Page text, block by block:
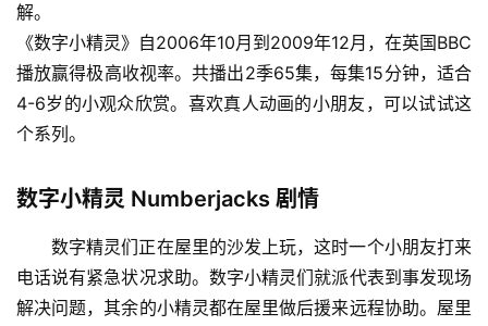
解。
《数字小精灵》自2006年10月到2009年12月，在英国BBC
播放赢得极高收视率。共播出2季65集，每集15分钟，适合
4-6岁的小观众欣赏。喜欢真人动画的小朋友，可以试试这
个系列。
数字小精灵 Numberjacks 剧情
数字精灵们正在屋里的沙发上玩，这时一个小朋友打来
电话说有紧急状况求助。数字小精灵们就派代表到事发现场
解决问题，其余的小精灵都在屋里做后援来远程协助。屋里